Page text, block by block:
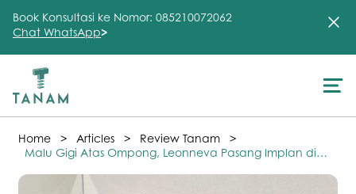
About Us
Treatment
Book Konsultasi ke Nomor: 085210072062
Chat WhatsApp>
Home > Articles > Review Tanam
>
Malu Gigi Atas Ompong, Leonneva Pasang Implan di